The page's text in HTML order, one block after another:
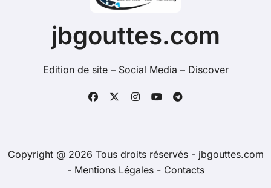
jbgouttes.com
Edition de site – Social Media – Discover
Copyright @ 2026 Tous droits réservés - jbgouttes.com
- Mentions Légales - Contacts